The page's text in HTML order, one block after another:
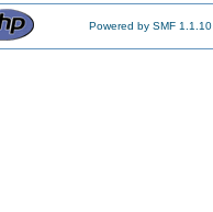
Powered by SMF 1.1.10